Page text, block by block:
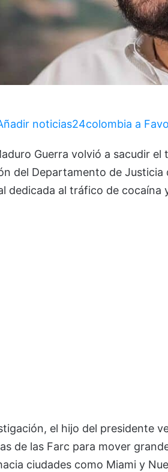
noticias24colombia a
Guerra volvió a sacudir
del Departamento de Justicia
dedicada al tráfico de
el hijo del presidente
de las Farc para mover
ciudades como Miami y